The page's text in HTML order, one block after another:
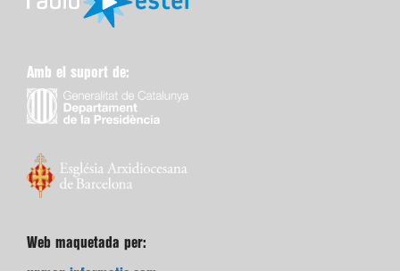
Amb el suport de:
Web maquetada per: